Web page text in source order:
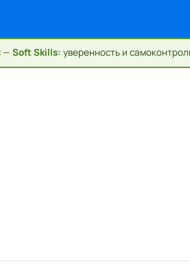
— Soft Skills: уверенность и